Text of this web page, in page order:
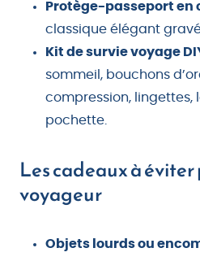
Protège-passeport en
classique élégant
Kit de survie voyage
sommeil, bouchons
compression, lingettes,
pochette.
Les cadeaux à éviter
voyageur
Objets lourds ou